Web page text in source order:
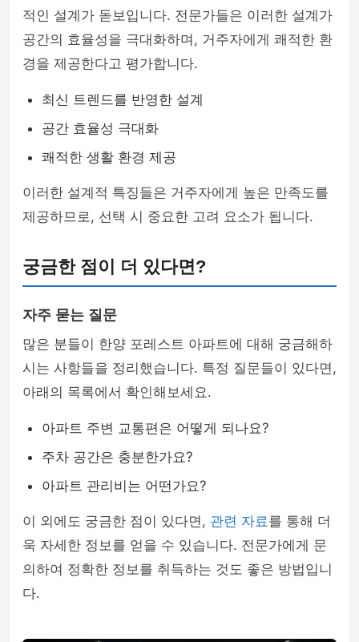
적인 설계가 돋보입니다. 전문가들은 이러한 설계가
공간의 효율성을 극대화하며, 거주자에게 쾌적한 환
경을 제공한다고 평가합니다.
최신 트렌드를 반영한 설계
공간 효율성 극대화
쾌적한 생활 환경 제공
이러한 설계적 특징들은 거주자에게 높은 만족도를
제공하므로, 선택 시 중요한 고려 요소가 됩니다.
궁금한 점이 더 있다면?
자주 묻는 질문
많은 분들이 한양 포레스트 아파트에 대해 궁금해하
시는 사항들을 정리했습니다. 특정 질문들이 있다면,
아래의 목록에서 확인해보세요.
아파트 주변 교통편은 어떻게 되나요?
주차 공간은 충분한가요?
아파트 관리비는 어떤가요?
이 외에도 궁금한 점이 있다면, 관련 자료를 통해 더
욱 자세한 정보를 얻을 수 있습니다. 전문가에게 문
의하여 정확한 정보를 취득하는 것도 좋은 방법입니
다.